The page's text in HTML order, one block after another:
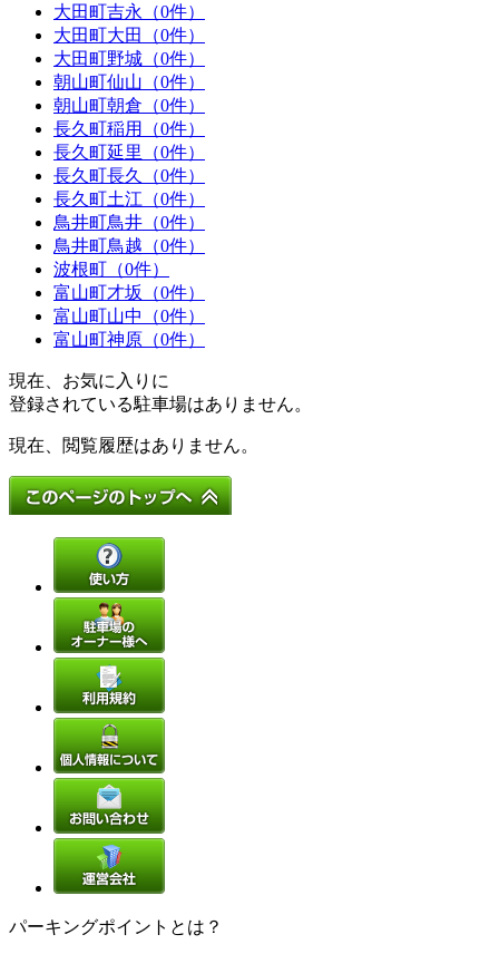
大田町吉永（0件）
大田町大田（0件）
大田町野城（0件）
朝山町仙山（0件）
朝山町朝倉（0件）
長久町稲用（0件）
長久町延里（0件）
長久町長久（0件）
長久町土江（0件）
鳥井町鳥井（0件）
鳥井町鳥越（0件）
波根町（0件）
富山町才坂（0件）
富山町山中（0件）
富山町神原（0件）
現在、お気に入りに
登録されている駐車場はありません。
現在、閲覧履歴はありません。
パーキングポイントとは？